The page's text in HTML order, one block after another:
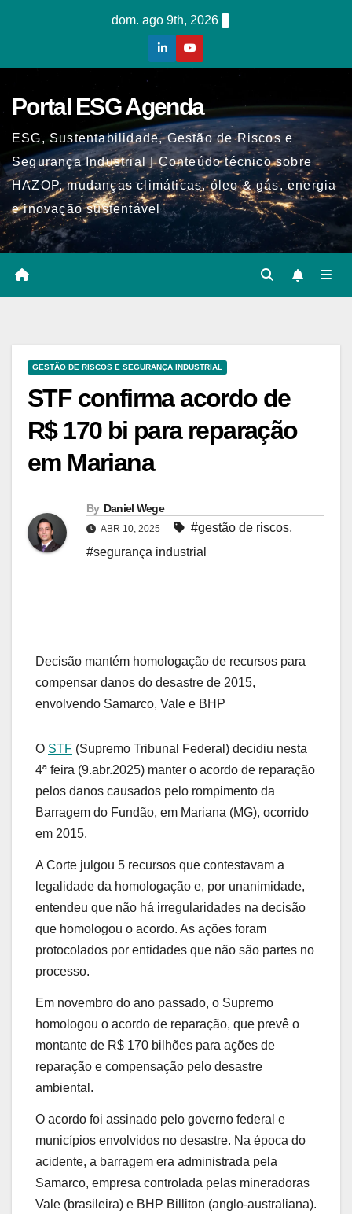
dom. ago 9th, 2026
Portal ESG Agenda
ESG, Sustentabilidade, Gestão de Riscos e
Segurança Industrial | Conteúdo técnico sobre
HAZOP, mudanças climáticas, óleo & gás, energia
e inovação sustentável
GESTÃO DE RISCOS E SEGURANÇA INDUSTRIAL
STF confirma acordo de
R$ 170 bi para reparação
em Mariana
By Daniel Wege
ABR 10, 2025 #gestão de riscos,
#segurança industrial
Decisão mantém homologação de recursos para
compensar danos do desastre de 2015,
envolvendo Samarco, Vale e BHP
O STF (Supremo Tribunal Federal) decidiu nesta
4ª feira (9.abr.2025) manter o acordo de reparação
pelos danos causados pelo rompimento da
Barragem do Fundão, em Mariana (MG), ocorrido
em 2015.
A Corte julgou 5 recursos que contestavam a
legalidade da homologação e, por unanimidade,
entendeu que não há irregularidades na decisão
que homologou o acordo. As ações foram
protocolados por entidades que não são partes no
processo.
Em novembro do ano passado, o Supremo
homologou o acordo de reparação, que prevê o
montante de R$ 170 bilhões para ações de
reparação e compensação pelo desastre
ambiental.
O acordo foi assinado pelo governo federal e
municípios envolvidos no desastre. Na época do
acidente, a barragem era administrada pela
Samarco, empresa controlada pelas mineradoras
Vale (brasileira) e BHP Billiton (anglo-australiana).